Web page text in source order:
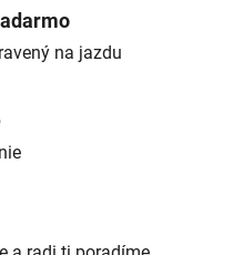
na jazdu